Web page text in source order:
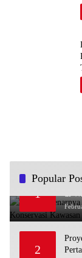
Popular
1
di
2